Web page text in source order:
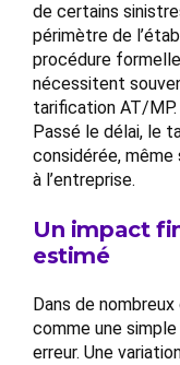
de certains
périmètre de
procédure
nécessitent
tarification AT/MP.
Passé le délai, le
considérée,
à l’entreprise.
Un impact
estimé
Dans de
comme une
erreur. Une